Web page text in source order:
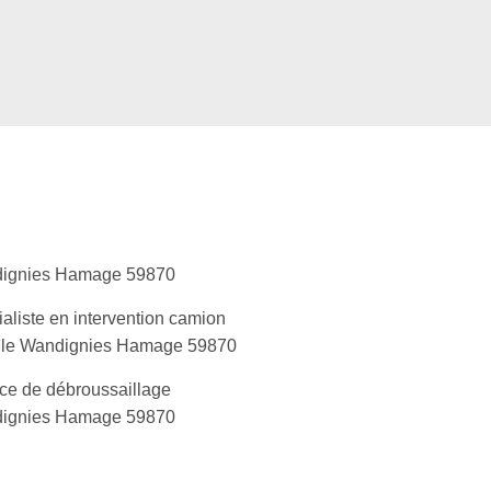
Hamage 59870
en intervention camion
Wandignies Hamage 59870
de débroussaillage
Hamage 59870